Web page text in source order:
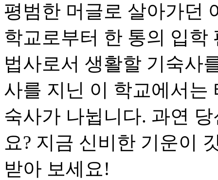
평범한 머글로 살아가던
학교로부터 한 통의 입
법사로서 생활할 기숙사
사를 지닌 이 학교에서는
숙사가 나뉩니다. 과연
요? 지금 신비한 기운이
받아 보세요!